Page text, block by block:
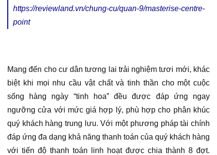
https://reviewland.vn/chung-cu/quan-9/masterise-centre-
point
Mang đến cho cư dân tương lai trải nghiệm tươi mới, khác
biệt khi mọi nhu cầu vật chất và tinh thần cho một cuộc
sống hàng ngày “tinh hoa” đều được đáp ứng ngay
ngưỡng cửa với mức giá hợp lý, phù hợp cho phân khúc
quý khách hàng trung lưu. Với một phương pháp tài chính
đáp ứng đa dạng khả năng thanh toán của quý khách hàng
với tiến độ thanh toán linh hoạt được chia thành 8 đợt.